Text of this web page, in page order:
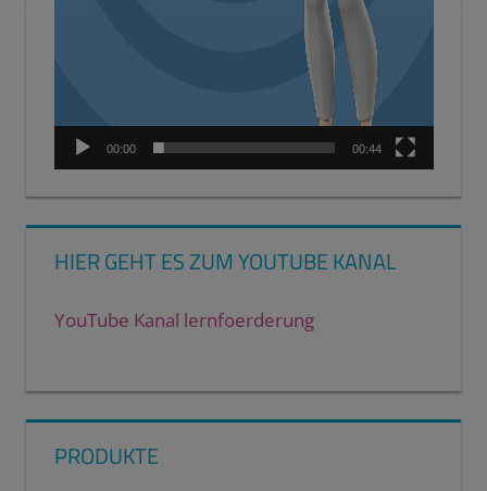
00:00 00:44
HIER GEHT ES ZUM YOUTUBE KANAL
YouTube Kanal lernfoerderung
PRODUKTE